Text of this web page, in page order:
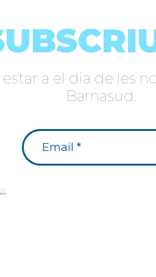
estar a el dia de les
Barnasud.